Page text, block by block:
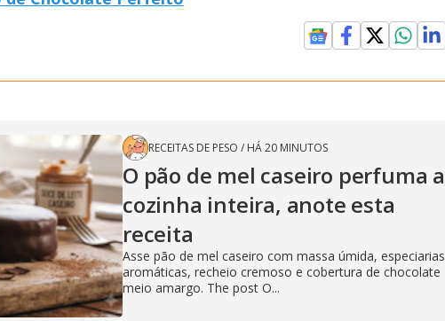
RECEITAS DE PESO / HÁ 20 MINUTOS
O pão de mel caseiro perfuma a
cozinha inteira, anote esta
receita
Asse pão de mel caseiro com massa úmida, especiarias
aromáticas, recheio cremoso e cobertura de chocolate
meio amargo. The post O...